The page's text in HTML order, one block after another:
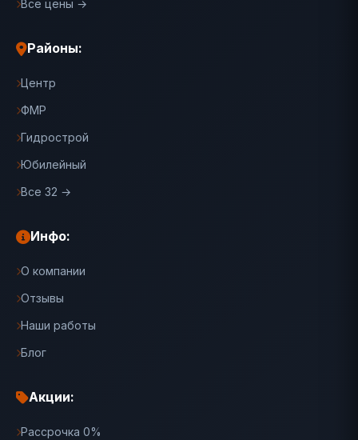
Все цены →
Районы:
Центр
ФМР
Гидрострой
Юбилейный
Все 32 →
Инфо:
О компании
Отзывы
Наши работы
Блог
Акции:
Рассрочка 0%